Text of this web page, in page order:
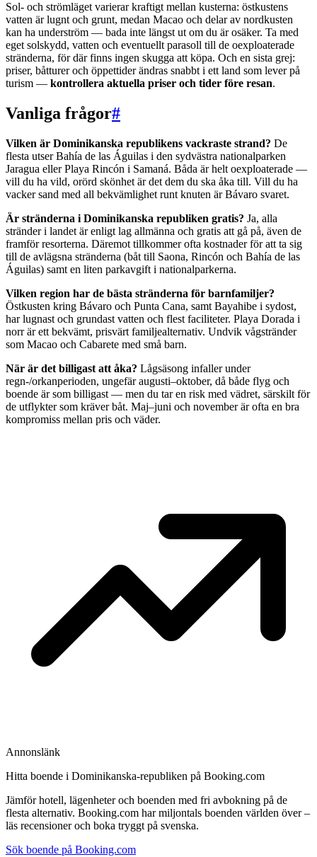
Sol- och strömläget varierar kraftigt mellan kusterna: östkustens
vatten är lugnt och grunt, medan Macao och delar av nordkusten
kan ha underström — bada inte längst ut om du är osäker. Ta med
eget solskydd, vatten och eventuellt parasoll till de oexploaterade
stränderna, för där finns ingen skugga att köpa. Och en sista grej:
priser, båtturer och öppettider ändras snabbt i ett land som lever på
turism — kontrollera aktuella priser och tider före resan.
Vanliga frågor#
Vilken är Dominikanska republikens vackraste strand? De
flesta utser Bahía de las Águilas i den sydvästra nationalparken
Jaragua eller Playa Rincón i Samaná. Båda är helt oexploaterade —
vill du ha vild, orörd skönhet är det dem du ska åka till. Vill du ha
vacker sand med all bekvämlighet runt knuten är Bávaro svaret.
Är stränderna i Dominikanska republiken gratis? Ja, alla
stränder i landet är enligt lag allmänna och gratis att gå på, även de
framför resorterna. Däremot tillkommer ofta kostnader för att ta sig
till de avlägsna stränderna (båt till Saona, Rincón och Bahía de las
Águilas) samt en liten parkavgift i nationalparkerna.
Vilken region har de bästa stränderna för barnfamiljer?
Östkusten kring Bávaro och Punta Cana, samt Bayahibe i sydost,
har lugnast och grundast vatten och flest faciliteter. Playa Dorada i
norr är ett bekvämt, prisvärt familjealternativ. Undvik vågstränder
som Macao och Cabarete med små barn.
När är det billigast att åka? Lågsäsong infaller under
regn-/orkanperioden, ungefär augusti–oktober, då både flyg och
boende är som billigast — men du tar en risk med vädret, särskilt för
de utflykter som kräver båt. Maj–juni och november är ofta en bra
kompromiss mellan pris och väder.
Annonslänk
Hitta boende i Dominikanska-republiken på Booking.com
Jämför hotell, lägenheter och boenden med fri avbokning på de
flesta alternativ. Booking.com har miljontals boenden världen över –
läs recensioner och boka tryggt på svenska.
Sök boende på Booking.com